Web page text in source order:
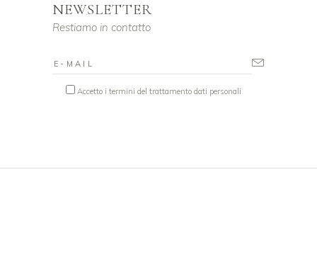
NEWSLETTER
Restiamo in contatto
Accetto i termini del trattamento dati personali